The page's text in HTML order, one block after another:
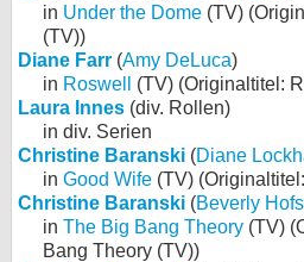
in Under the Dome (TV)
(TV))
Diane Farr (Amy DeLuca)
in Roswell
(TV) (Originaltitel:
Laura Innes (div. Rollen)
in div. Serien
Christine Baranski (Diane
in Good Wife (TV)
Christine Baranski (Beverly
in The Big Bang Theory (TV)
Bang Theory (TV))